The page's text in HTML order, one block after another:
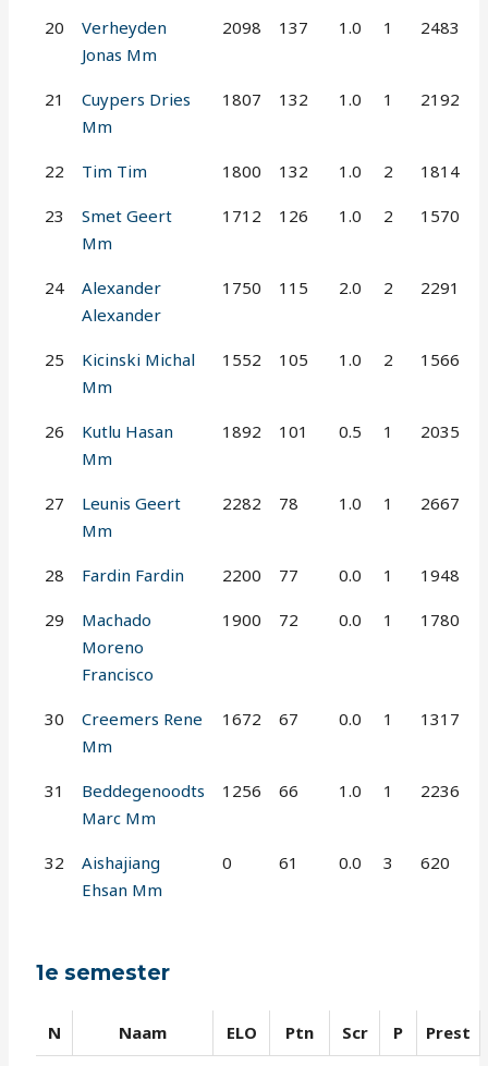
20
Verheyden
Jonas Mm
2098 137 1.0 1 2483
21
Cuypers Dries
Mm
1807 132 1.0 1 2192
22 Tim Tim 1800 132 1.0 2 1814
23
Smet Geert
Mm
1712 126 1.0 2 1570
24
Alexander
Alexander
1750 115 2.0 2 2291
25
Kicinski Michal
Mm
1552 105 1.0 2 1566
26
Kutlu Hasan
Mm
1892 101 0.5 1 2035
27
Leunis Geert
Mm
2282 78 1.0 1 2667
28 Fardin Fardin 2200 77 0.0 1 1948
29
Machado
Moreno
Francisco
1900 72 0.0 1 1780
30
Creemers Rene
Mm
1672 67 0.0 1 1317
31
Beddegenoodts
Marc Mm
1256 66 1.0 1 2236
32
Aishajiang
Ehsan Mm
0 61 0.0 3 620
1e semester
N Naam ELO Ptn Scr P Prest